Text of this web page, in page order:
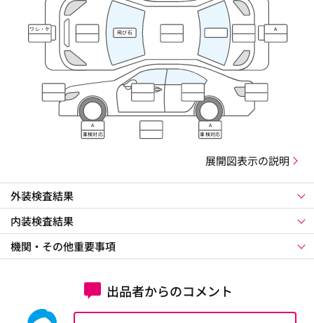
ワレ・ケ
ズレ
飛び石
A
A
車検対応
A
車検対応
展開図表示の説明
外装検査結果
内装検査結果
機関・その他重要事項
出品者からのコメント